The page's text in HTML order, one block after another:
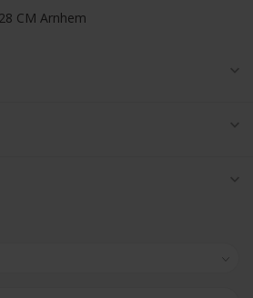
CM Arnhem